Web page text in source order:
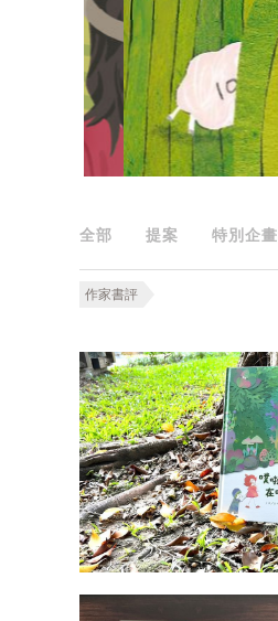
全部 提案 特別企畫
作家書評